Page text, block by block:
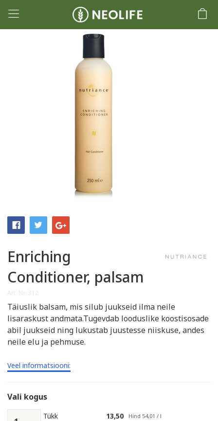
Enriching
Conditioner, palsam
Täiuslik balsam, mis silub juukseid ilma neile
lisaraskust andmata.Tugevdab looduslike koostisosade
abil juukseid ning lukustab juustesse niiskuse, andes
neile elu ja pehmuse.
Veel informatsiooni:
Vali kogus
Tükk 13,50 Hind 54,01 / l